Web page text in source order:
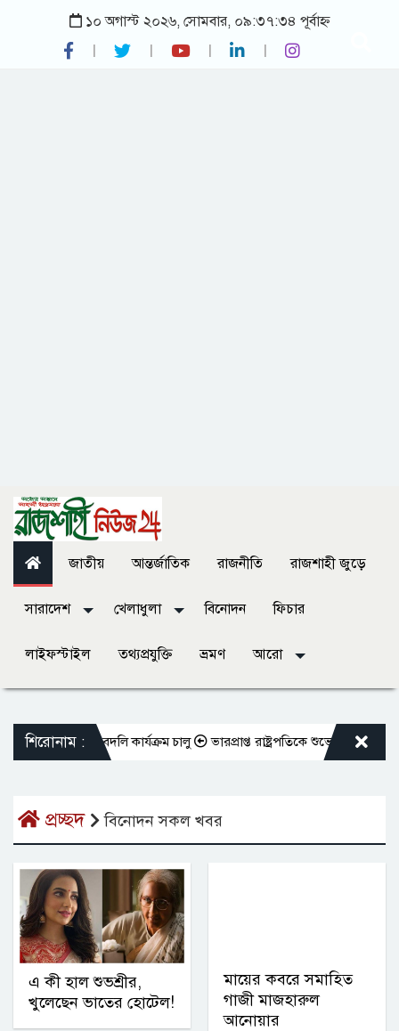
১০ অগাস্ট ২০২৬, সোমবার, ০৯:৩৭:৩৪ পূর্বাহ্ন
জাতীয় আন্তর্জাতিক রাজনীতি রাজশাহী জুড়ে
সারাদেশ খেলাধুলা বিনোদন ফিচার
লাইফস্টাইল তথ্যপ্রযুক্তি ভ্রমণ আরো
শিরোনাম :বদলি কার্যক্রম চালু ভারপ্রাপ্ত রাষ্ট্রপতিকে শুভেচ্ছা জানালেন
প্রচ্ছদ বিনোদন সকল খবর
এ কী হাল শুভশ্রীর,
খুলেছেন ভাতের হোটেল!
মায়ের কবরে সমাহিত
গাজী মাজহারুল
আনোয়ার